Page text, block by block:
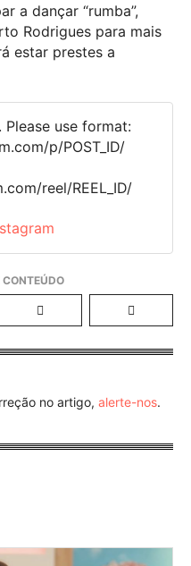
a dançar “rumba”,
Rodrigues para mais
estar prestes a
Please use format:
p/POST_ID/
reel/REEL_ID/
no artigo, alerte-nos.